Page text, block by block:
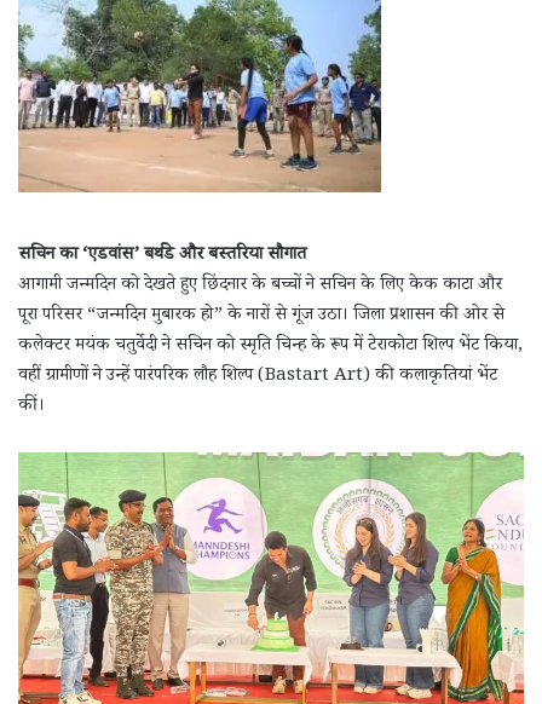
सचिन का ‘एडवांस’ बर्थडे और बस्तरिया सौगात
आगामी जन्मदिन को देखते हुए छिंदनार के बच्चों ने सचिन के लिए केक काटा और
पूरा परिसर “जन्मदिन मुबारक हो” के नारों से गूंज उठा। जिला प्रशासन की ओर से
कलेक्टर मयंक चतुर्वेदी ने सचिन को स्मृति चिन्ह के रूप में टेराकोटा शिल्प भेंट किया,
वहीं ग्रामीणों ने उन्हें पारंपरिक लौह शिल्प (Bastart Art) की कलाकृतियां भेंट
कीं।